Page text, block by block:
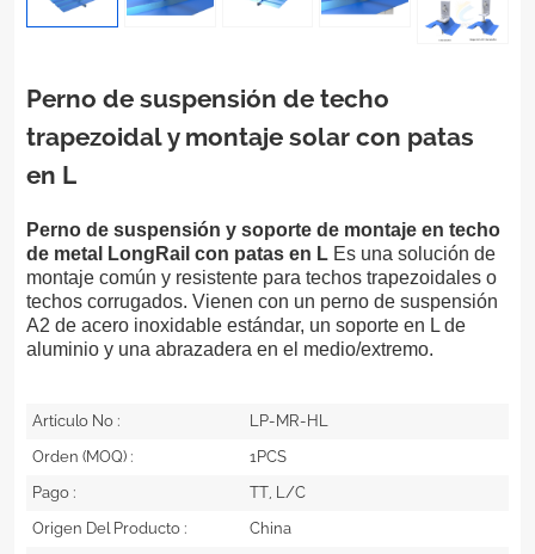
Perno de suspensión de techo
trapezoidal y montaje solar con patas
en L
Perno de suspensión y soporte de montaje en techo
de metal LongRail con patas en L Es una solución de
montaje común y resistente para techos trapezoidales o
techos corrugados. Vienen con un perno de suspensión
A2 de acero inoxidable estándar, un soporte en L de
aluminio y una abrazadera en el medio/extremo.
Artículo No :
LP-MR-HL
Orden (MOQ) :
1PCS
Pago :
TT, L/C
Origen Del Producto :
China